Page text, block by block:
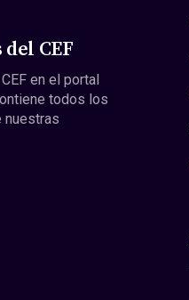
CEF
en el portal
todos los